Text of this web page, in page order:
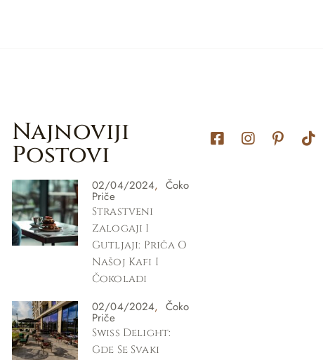
Najnoviji
Postovi
02/04/2024 Čoko
Priče
Strastveni
Zalogaji I
Gutljaji: Priča O
Našoj Kafi I
Čokoladi
02/04/2024 Čoko
Priče
Swiss Delight:
Gde Se Svaki